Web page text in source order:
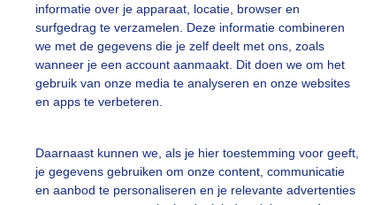
informatie over je apparaat, locatie, browser en
surfgedrag te verzamelen. Deze informatie combineren
we met de gegevens die je zelf deelt met ons, zoals
wanneer je een account aanmaakt. Dit doen we om het
gebruik van onze media te analyseren en onze websites
en apps te verbeteren.
Daarnaast kunnen we, als je hier toestemming voor geeft,
je gegevens gebruiken om onze content, communicatie
en aanbod te personaliseren en je relevante advertenties
uitzicht.
Wolken